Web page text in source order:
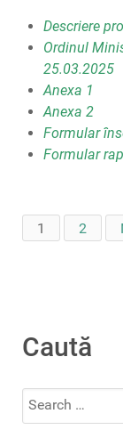
Descriere
Ordinul
25.03.2025
Anexa 1
Anexa 2
Formular
Formular
1 2
Caută
Search
for: